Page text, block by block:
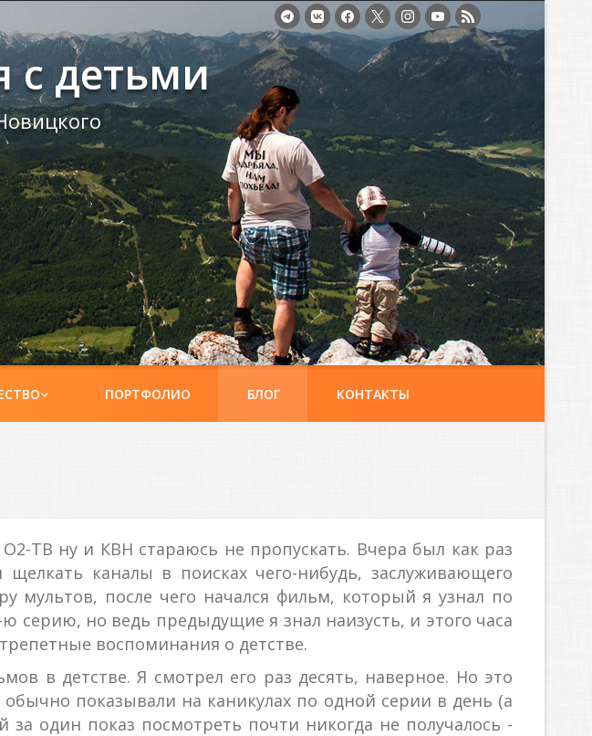
с детьми
ПОРТФОЛИО БЛОГ КОНТАКТЫ
ТВ ну и КВН стараюсь не пропускать. Вчера был как раз
каналы в поисках чего-нибудь, заслуживающего
мультов, после чего начался фильм, который я узнал по
серию, но ведь предыдущие я знал наизусть, и этого часа
воспоминания о детстве.
в детстве. Я смотрел его раз десять, наверное. Но это
обычно показывали на каникулах по одной серии в день (а
за один показ посмотреть почти никогда не получалось -